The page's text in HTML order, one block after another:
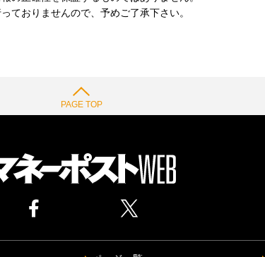
ておりませんので、予めご了承下さい。
PAGE TOP